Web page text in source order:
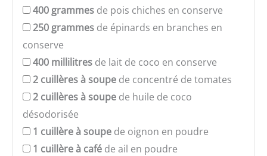
400 grammes de pois chiches en conserve
250 grammes de épinards en branches en
conserve
400 millilitres de lait de coco en conserve
2 cuillères à soupe de concentré de tomates
2 cuillères à soupe de huile de coco
désodorisée
1 cuillère à soupe de oignon en poudre
1 cuillère à café de ail en poudre